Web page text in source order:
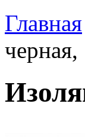
Главная